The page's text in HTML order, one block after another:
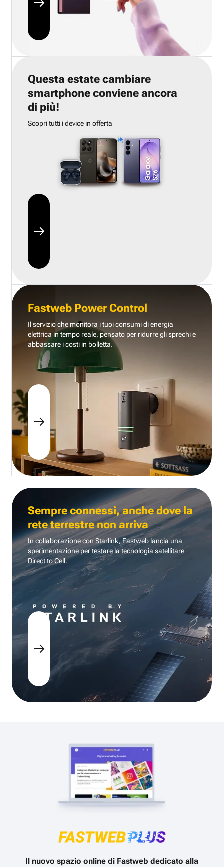
Questa estate cambiare
smartphone conviene ancora
di più!
Scopri tutti i device in offerta
Fastweb Power Control
Il servizio che monitora i tuoi consumi di energia
elettrica in tempo reale, pensato per ridurre gli sprechi e
abbassare i costi in bolletta.
Sempre connessi, anche dove la
rete terrestre non arriva
In collaborazione con Starlink, Fastweb lancia una
sperimentazione per testare la tecnologia satellitare
Direct to Cell.
Il nuovo spazio online di Fastweb dedicato alla